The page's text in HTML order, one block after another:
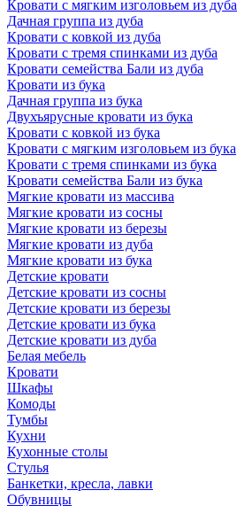
Кровати с мягким изголовьем из дуба
Дачная группа из дуба
Кровати с ковкой из дуба
Кровати с тремя спинками из дуба
Кровати семейства Бали из дуба
Кровати из бука
Дачная группа из бука
Двухъярусные кровати из бука
Кровати с ковкой из бука
Кровати с мягким изголовьем из бука
Кровати с тремя спинками из бука
Кровати семейства Бали из бука
Мягкие кровати из массива
Мягкие кровати из сосны
Мягкие кровати из березы
Мягкие кровати из дуба
Мягкие кровати из бука
Детские кровати
Детские кровати из сосны
Детские кровати из березы
Детские кровати из бука
Детские кровати из дуба
Белая мебель
Кровати
Шкафы
Комоды
Тумбы
Кухни
Кухонные столы
Стулья
Банкетки, кресла, лавки
Обувницы